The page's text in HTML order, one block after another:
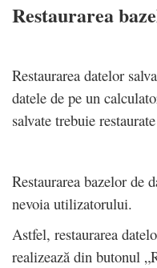
Restaurarea
Restaurarea datelor
datele de pe un
salvate trebuie
Restaurarea bazelor de
nevoia utilizatorului.
Astfel, restaurarea
realizează din butonul